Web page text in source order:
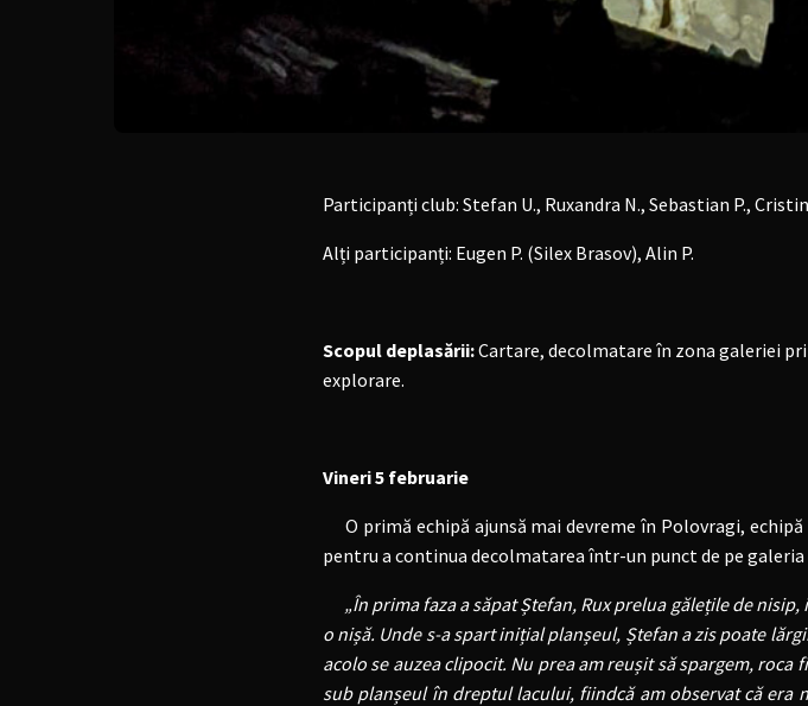
Participanți club: Stefan U., Ruxandra N., Sebastian P.,
Alți participanți: Eugen P. (Silex Brasov), Alin P.
Scopul deplasării:Cartare, decolmatare în zona galeriei
explorare.
Vineri 5 februarie
O primă echipă ajunsă mai devreme în Polovragi,
pentru a continua decolmatarea într-un punct de pe galeria
„În prima faza a săpat Ștefan, Rux prelua gălețile de
o nișă. Unde s-a spart inițial planșeul, Ștefan a zis poate
acolo se auzea clipocit. Nu prea am reușit să spargem,
sub planșeul în dreptul lacului, fiindcă am observat că era